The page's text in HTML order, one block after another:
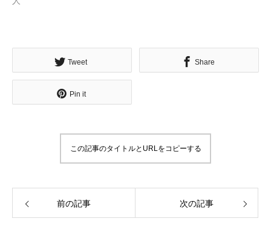
無料で登録したい企業様はこちら
メディア取材受付口はこちら
ンラインアジト】
Tweet Share
Pin it
この記事のタイトルとURLをコピーする
前の記事 次の記事